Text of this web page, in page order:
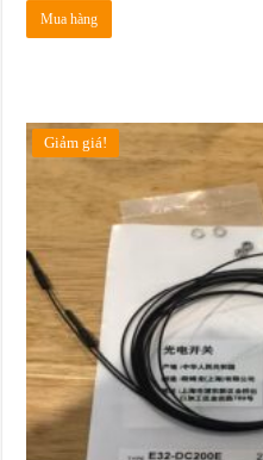
Mua hàng
Giảm giá!